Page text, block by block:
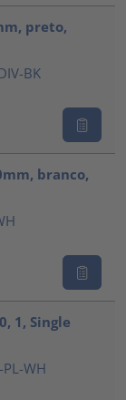
preto,
BK
branco,
1, Single
PL-WH